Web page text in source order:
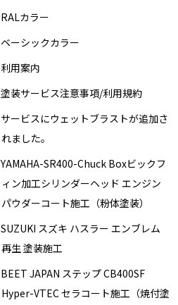
RALカラー
ベーシックカラー
利用案内
塗装サービス注意事項/利用規約
サービスにウェットブラストが追加さ
れました。
YAMAHA-SR400-Chuck Boxビックフ
ィン加工シリンダーヘッド エンジン
パウダーコート施工（粉体塗装）
SUZUKI スズキ ハスラー エンブレム
再生 塗装施工
BEET JAPAN ステップ CB400SF
Hyper-VTEC セラコート施工（焼付塗